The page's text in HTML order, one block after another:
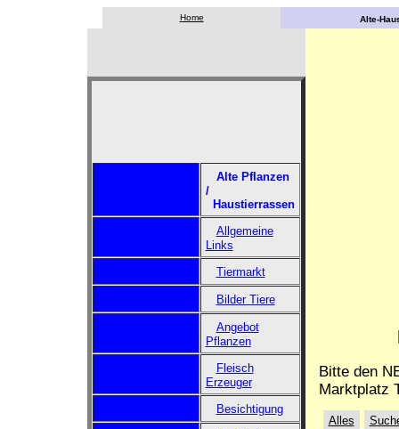
Home Alte-
Alte Pflanzen
/
Haustierrassen
Allgemeine
Links
Tiermarkt
Bilder Tiere
Angebot
Pflanzen
Fleisch
Erzeuger
Besichtigung
Bitte den
Marktplatz
Alles